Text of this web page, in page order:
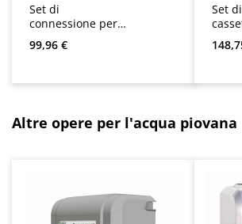
Set di
connessione per
Optima, Sigma e
Multimat /
separazione
Prezzo normale:
99,96 €
Set
Salta la galleria dei prodotti
Altre opere per l'acqua piovana